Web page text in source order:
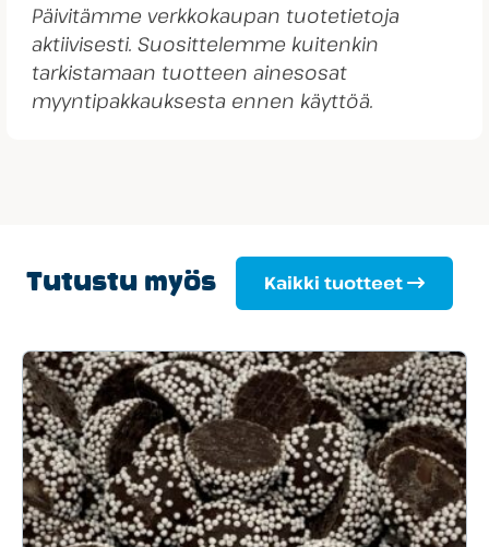
Päivitämme verkkokaupan tuotetietoja
aktiivisesti. Suosittelemme kuitenkin
tarkistamaan tuotteen ainesosat
myyntipakkauksesta ennen käyttöä.
Tutustu myös Kaikki tuotteet